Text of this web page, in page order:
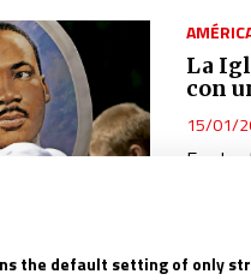
La
con
15/01/
En el
the default setting of only